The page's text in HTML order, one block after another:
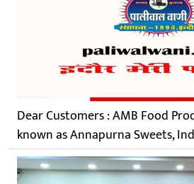
Dear Customers : AMB Food
known as Annapurna Sweets,